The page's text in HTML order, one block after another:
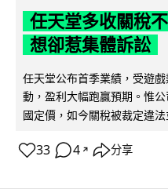
任天堂多收關稅
想卻惹集體訴訟
任天堂公布首季業績，受遊
動，盈利大幅跑贏預期。惟
國定價，如今關稅被裁定違
33 4 ↗ 分享